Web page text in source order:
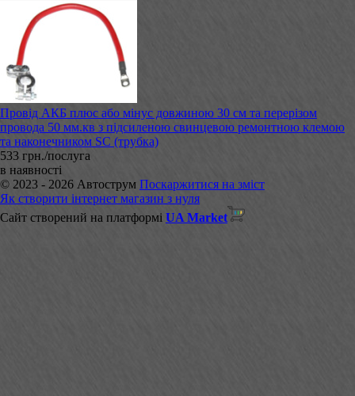
Провід АКБ плюс або мінус довжиною 30 см та перерізом
провода 50 мм.кв з підсиленою свинцевою ремонтною клемою
та наконечником SC (трубка)
533 грн./послуга
в наявності
© 2023 - 2026 Автострум Поскаржитися на зміст
Як створити інтернет магазин з нуля
Сайт створений на платформі UA Market